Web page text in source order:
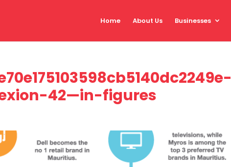
Home About Us Businesses
42—in-figures